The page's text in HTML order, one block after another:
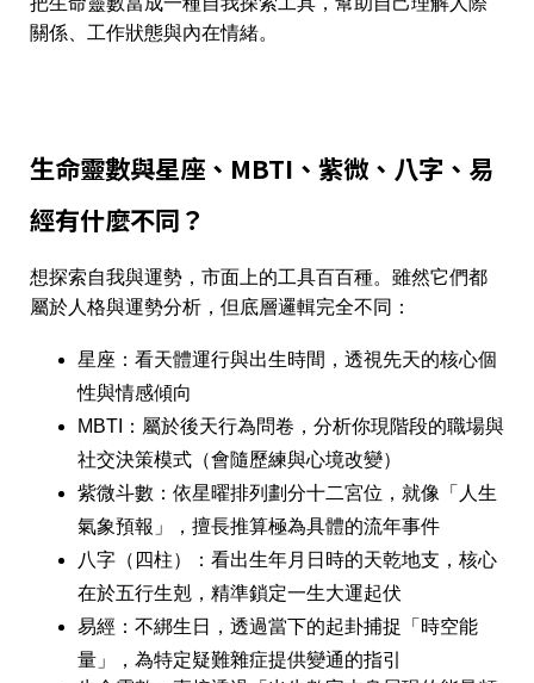
關係、工作狀態與內在情緒。
生命靈數與星座、MBTI、紫微、八字、易
經有什麼不同？
想探索自我與運勢，市面上的工具百百種。雖然它們都
屬於人格與運勢分析，但底層邏輯完全不同：
星座 ：看天體運行與出生時間，透視先天的核心個
性與情感傾向
MBTI
：屬於後天行為問卷，分析你現階段的職場與
社交決策模式（會隨歷練與心境改變）
紫微斗數 ：依星曜排列劃分十二宮位，就像「人生
氣象預報」，擅長推算極為具體的流年事件
八字（四柱）
：看出生年月日時的天乾地支，核心
在於五行生剋，精準鎖定一生大運起伏
易經 ：不綁生日，透過當下的起卦捕捉「時空能
量」，為特定疑難雜症提供變通的指引